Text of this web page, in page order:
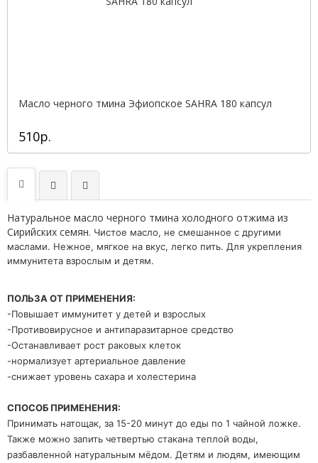
Масло черного тмина Эфиопское SAHRA 180 капсул
510р.
Натуральное масло черного тмина холодного отжима из
Сирийских семян. Чистое масло, не смешанное с другими
маслами. Нежное, мягкое на вкус, легко пить. Для укрепления
иммунитета взрослым и детям.
ПОЛЬЗА ОТ ПРИМЕНЕНИЯ:
-Повышает иммунитет у детей и взрослых
-Противовирусное и антипаразитарное средство
-Останавливает рост раковых клеток
-нормализует артериальное давление
-снижает уровень сахара и холестерина
СПОСОБ ПРИМЕНЕНИЯ:
Принимать натощак, за 15-20 минут до еды по 1 чайной ложке.
Также можно запить четвертью стакана теплой воды,
разбавленной натуральным мёдом. Детям и людям, имеющим